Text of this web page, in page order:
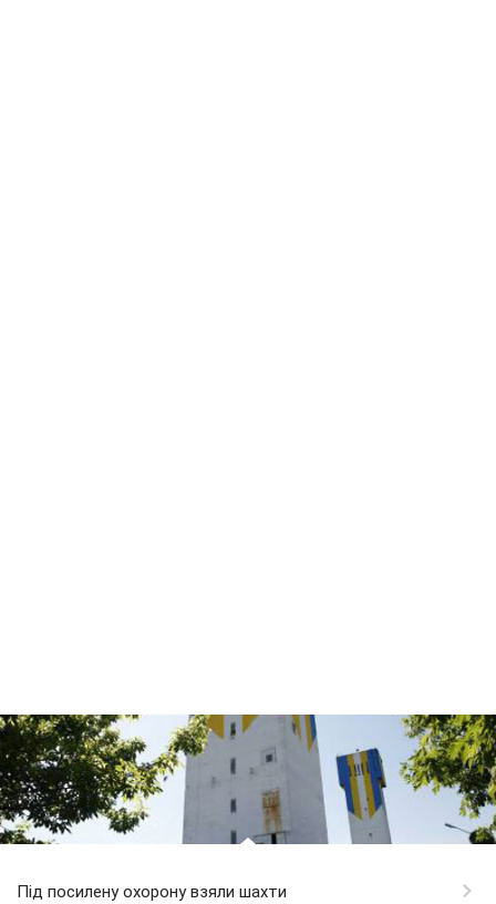
Під посилену охорону взяли шахти